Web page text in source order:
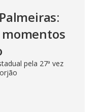
pela 27ª vez